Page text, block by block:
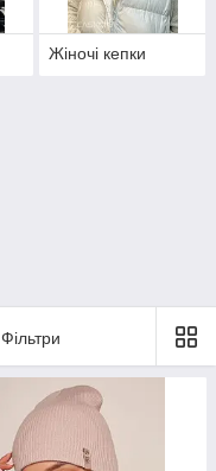
Жіночі кепки
Фільтри